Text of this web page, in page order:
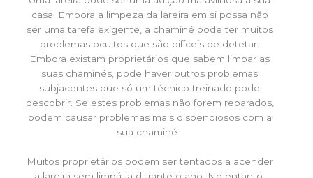
casa. Embora a limpeza da lareira em si possa não
ser uma tarefa exigente, a chaminé pode ter muitos
problemas ocultos que são difíceis de detetar.
Embora existam proprietários que sabem limpar as
suas chaminés, pode haver outros problemas
subjacentes que só um técnico treinado pode
descobrir. Se estes problemas não forem reparados,
podem causar problemas mais dispendiosos com a
sua chaminé.
Muitos proprietários podem ser tentados a acender